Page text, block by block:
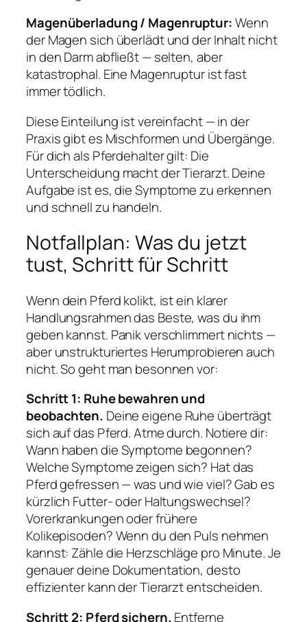
Magenüberladung / Magenruptur:Wenn
der Magen sich überlädt und der Inhalt nicht
in den Darm abfließt — selten, aber
katastrophal. Eine Magenruptur ist fast
immer tödlich.
Diese Einteilung ist vereinfacht — in der
Praxis gibt es Mischformen und Übergänge.
Für dich als Pferdehalter gilt: Die
Unterscheidung macht der Tierarzt. Deine
Aufgabe ist es, die Symptome zu erkennen
und schnell zu handeln.
Notfallplan: Was du jetzt
tust, Schritt für Schritt
Wenn dein Pferd kolikt, ist ein klarer
Handlungsrahmen das Beste, was du ihm
geben kannst. Panik verschlimmert nichts —
aber unstrukturiertes Herumprobieren auch
nicht. So geht man besonnen vor:
Schritt 1: Ruhe bewahren und
beobachten. Deine eigene Ruhe überträgt
sich auf das Pferd. Atme durch. Notiere dir:
Wann haben die Symptome begonnen?
Welche Symptome zeigen sich? Hat das
Pferd gefressen — was und wie viel? Gab es
kürzlich Futter- oder Haltungswechsel?
Vorerkrankungen oder frühere
Kolikepisoden? Wenn du den Puls nehmen
kannst: Zähle die Herzschläge pro Minute. Je
genauer deine Dokumentation, desto
effizienter kann der Tierarzt entscheiden.
Schritt 2: Pferd sichern. Entferne